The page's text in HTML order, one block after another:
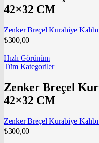
42×32 CM
Zenker Breçel Kurabiye
₺300,00
Hızlı Görünüm
Tüm Kategoriler
Zenker Breçel
42×32 CM
Zenker Breçel Kurabiye
₺300,00